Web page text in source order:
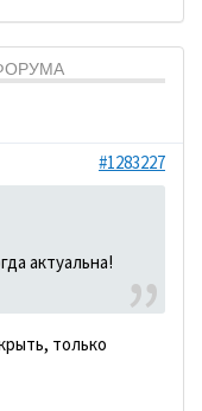
#1283227
актуальна!
только